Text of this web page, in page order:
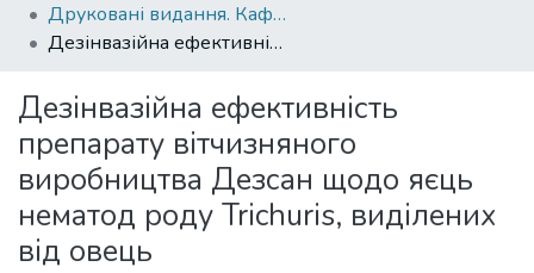
Collections
All of DSpace
Statistics
Друковані видання. Кафедра паразитології та ветеринарно-санітарної експертизи
Дезінвазійна ефективність препарату вітчизняного виробництва Дезсан щодо яєць нематод роду Trichuris, виділених від овець
Дезінвазійна ефективність
препарату вітчизняного
виробництва Дезсан щодо яєць
нематод роду Trichuris, виділених
від овець